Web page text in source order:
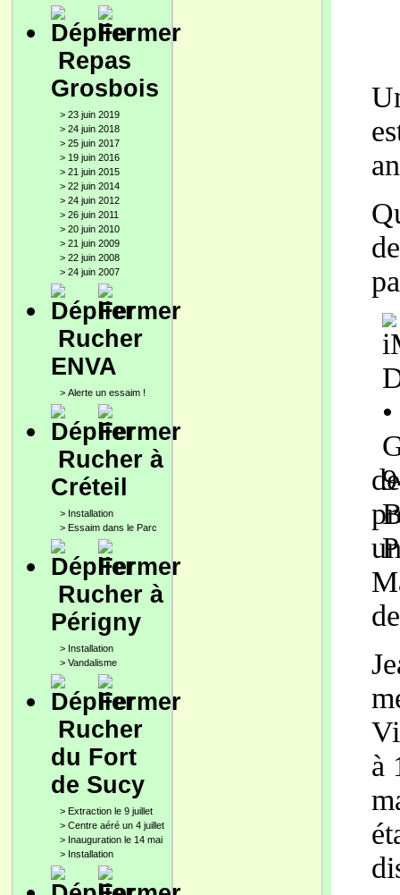
Repas
Grosbois
> 23 juin 2019
> 24 juin 2018
> 25 juin 2017
> 19 juin 2016
> 21 juin 2015
> 22 juin 2014
> 24 juin 2012
> 26 juin 2011
> 20 juin 2010
> 21 juin 2009
> 22 juin 2008
> 24 juin 2007
Rucher
ENVA
> Alerte un essaim !
Rucher à
Créteil
> Installation
> Essaim dans le Parc
Rucher à
Périgny
> Installation
> Vandalisme
Rucher
du Fort
de Sucy
> Extraction le 9 juillet
> Centre aéré un 4 juillet
> Inauguration le 14 mai
> Installation
à